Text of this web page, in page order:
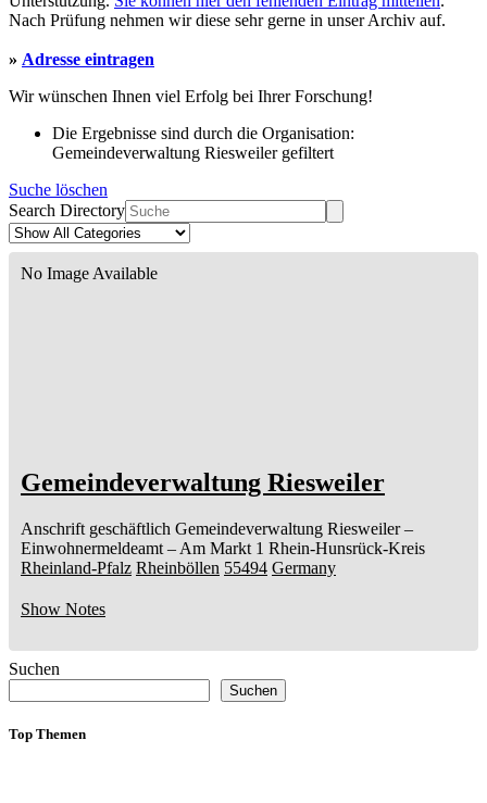
Nach Prüfung nehmen wir diese sehr gerne in unser Archiv auf.
» Adresse eintragen
Wir wünschen Ihnen viel Erfolg bei Ihrer Forschung!
Die Ergebnisse sind durch die Organisation:
Gemeindeverwaltung Riesweiler gefiltert
Suche löschen
Search Directory
No Image Available
Gemeindeverwaltung Riesweiler
Anschrift geschäftlich Gemeindeverwaltung Riesweiler –
Einwohnermeldeamt – Am Markt 1 Rhein-Hunsrück-Kreis
Rheinland-Pfalz Rheinböllen 55494 Germany
Show Notes
Suchen
Suchen
Top Themen